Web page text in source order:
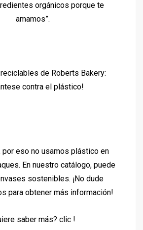
orgánicos porque te
amamos”.
de Roberts Bakery:
contra el plástico!
por eso no usamos plástico en
En nuestro catálogo, puede
sostenibles. ¡No dude
para obtener más información!
saber más? clic!